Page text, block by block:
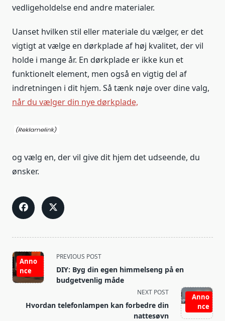
vedligeholdelse end andre materialer.
Uanset hvilken stil eller materiale du vælger, er det
vigtigt at vælge en dørkplade af høj kvalitet, der vil
holde i mange år. En dørkplade er ikke kun et
funktionelt element, men også en vigtig del af
indretningen i dit hjem. Så tænk nøje over dine valg,
når du vælger din nye dørkplade,
og vælg en, der vil give dit hjem det udseende, du
ønsker.
<span
class="nav-
subtitle
reader-
Anno
nce
PREVIOUS POST
DIY: Byg din egen himmelseng på en
budgetvenlig måde
Anno
nce
NEXT POST
Hvordan telefonlampen kan forbedre din
nattesøvn